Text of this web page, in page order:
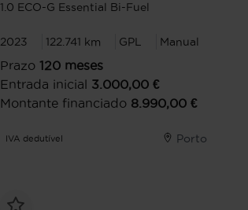
1.0 ECO-G Essential Bi-Fuel
2023 122.741 km GPL Manual
Prazo 120 meses
Entrada inicial 3.000,00 €
Montante financiado 8.990,00 €
IVA dedutível Porto